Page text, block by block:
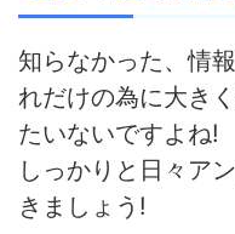
知らなかった、情
れだけの為に大き
たいないですよね!
しっかりと日々ア
きましょう!